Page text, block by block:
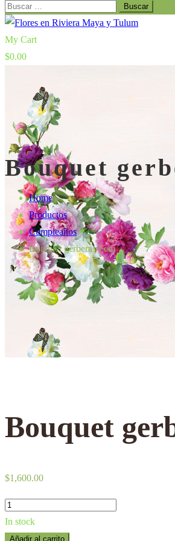
Buscar:
My Cart
$0.00
Bouquet
Home
Productos
Cumpleaños
Bouquet gerberas Fem
Bouquet
$1,600.00
Bouquet
gerberas
Fem
In stock
Añadir al carrito